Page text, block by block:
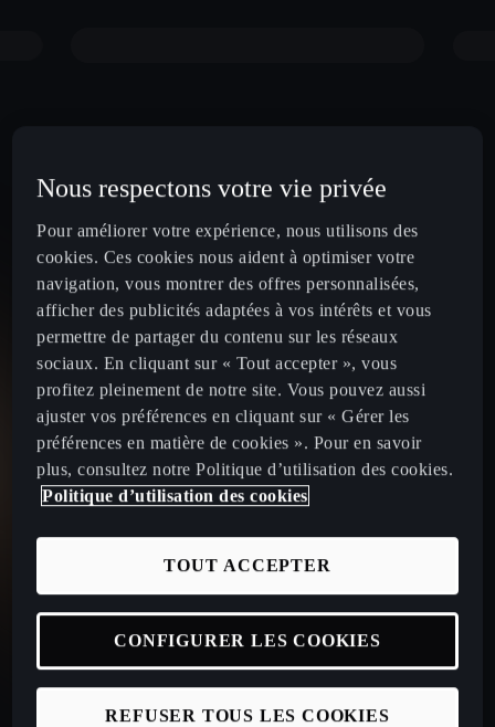
Nous respectons votre vie privée
Pour améliorer votre expérience, nous utilisons des
cookies. Ces cookies nous aident à optimiser votre
navigation, vous montrer des offres personnalisées,
afficher des publicités adaptées à vos intérêts et vous
permettre de partager du contenu sur les réseaux
sociaux. En cliquant sur « Tout accepter », vous
profitez pleinement de notre site. Vous pouvez aussi
ajuster vos préférences en cliquant sur « Gérer les
préférences en matière de cookies ». Pour en savoir
plus, consultez notre Politique d’utilisation des cookies.
Politique d’utilisation des cookies
REFUSER TOUS LES COOKIES
TOUT ACCEPTER
CONFIGURER LES COOKIES